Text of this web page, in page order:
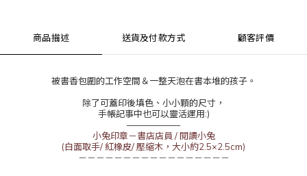
商品描述 送貨及付款方式 顧客評價
被書香包圍的工作空間＆一整天泡在書本堆的孩子。
除了可蓋印後填色、小小顆的尺寸，
手帳記事中也可以靈活運用:)
——————
小兔印章－書店店員 / 閱讀小兔
(白面取手/ 紅橡皮/ 壓縮木，大小約2.5×2.5cm)
－－－－－－－－－－－－－－－－－